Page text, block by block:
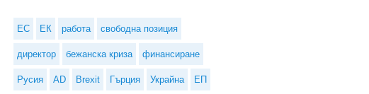
ЕС ЕК работа свободна позиция
директор бежанска криза финансиране
Русия AD Brexit Гърция Украйна ЕП